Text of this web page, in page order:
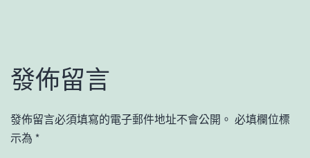
發佈留言
發佈留言必須填寫的電子郵件地址不會公開。 必填欄位標
示為 *